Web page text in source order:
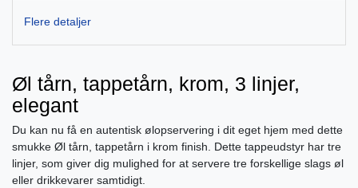
Flere detaljer
Øl tårn, tappetårn, krom, 3 linjer,
elegant
Du kan nu få en autentisk ølopservering i dit eget hjem med dette
smukke Øl tårn, tappetårn i krom finish. Dette tappeudstyr har tre
linjer, som giver dig mulighed for at servere tre forskellige slags øl
eller drikkevarer samtidigt.